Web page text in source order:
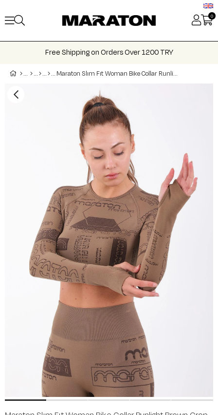
0
Free Shipping on Orders Over 1200 TRY
Maraton Slım Fıt Woman Bike Collar Runlight Brown Crop Top Tee 816025